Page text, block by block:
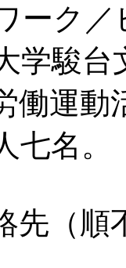
ーク
学駿
働運動
名。
先（順